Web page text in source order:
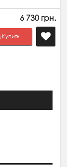
6 730 грн.
Купить